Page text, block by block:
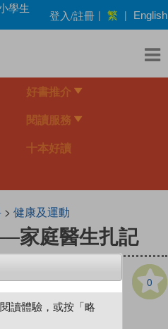
學生
登入/註冊 | 繁 | English
好書推介
閱讀服務
十本好讀
> 健康及運動
家庭醫生扎記
0
讀體驗，或按「略